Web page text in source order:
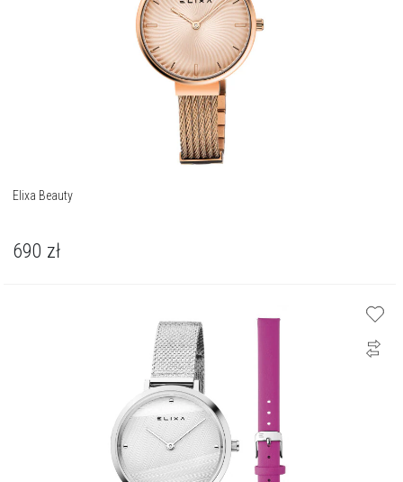
Elixa Beauty
690 zł